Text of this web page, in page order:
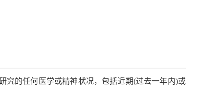
究的任何医学或精神状况，包括近期(过去一年内)或